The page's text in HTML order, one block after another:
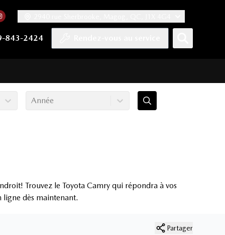
843-2424
TwitterYouTube
compte Tiktok
notre compte LinkedIn
vers notre compte Instagram
Année
Trouvez le Toyota Camry qui répondra à vos
ligne dès maintenant.
Partager